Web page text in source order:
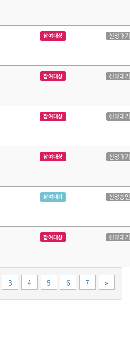
참여대상 신청대기
참여대상 신청대기
참여대상 신청대기
참여대상 신청대기
참여대기 신청승인
참여대상 신청대기
3 4 5 6 7 »끝